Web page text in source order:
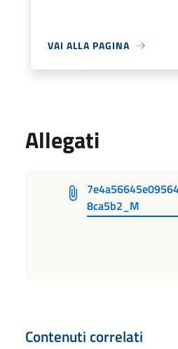
VAI ALLA PAGINA
Allegati
8ca5b2_M
Contenuti correlati